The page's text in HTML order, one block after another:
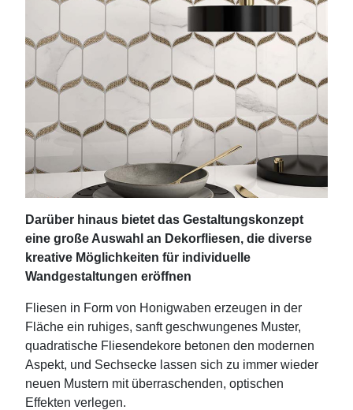
Darüber hinaus bietet das Gestaltungskonzept
eine große Auswahl an Dekorfliesen, die diverse
kreative Möglichkeiten für individuelle
Wandgestaltungen eröffnen
Fliesen in Form von Honigwaben erzeugen in der
Fläche ein ruhiges, sanft geschwungenes Muster,
quadratische Fliesendekore betonen den modernen
Aspekt, und Sechsecke lassen sich zu immer wieder
neuen Mustern mit überraschenden, optischen
Effekten verlegen.